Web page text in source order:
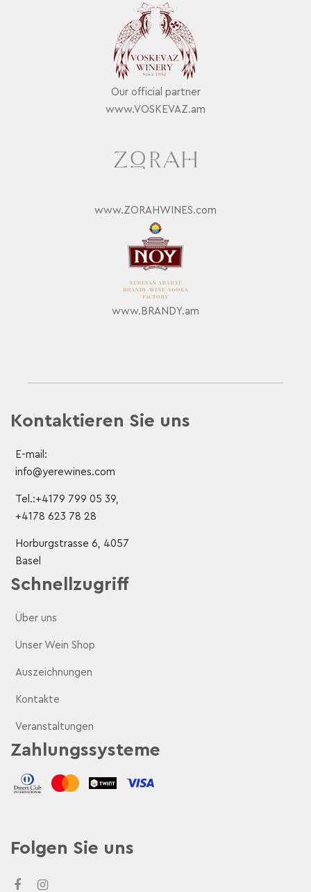
Our official partner
www.VOSKEVAZ.am
www.ZORAHWINES.com
www.BRANDY.am
Kontaktieren Sie uns
E-mail:
info@yerewines.com
Tel.:+4179 799 05 39,
+4178 623 78 28
Horburgstrasse 6, 4057
Basel
Schnellzugriff
Über uns
Unser Wein Shop
Auszeichnungen
Kontakte
Veranstaltungen
Zahlungssysteme
Folgen Sie uns